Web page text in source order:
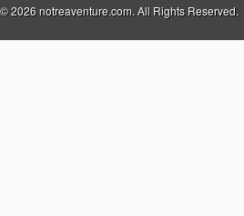
© 2026 notreaventure.com. All Rights Reserved.